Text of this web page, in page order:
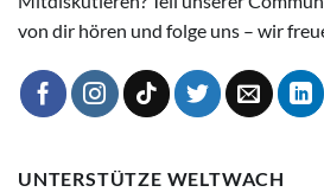
von dir hören und folge uns – wir
UNTERSTÜTZE WELTWACH